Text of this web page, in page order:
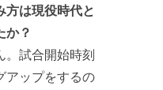
は現役時代と
か？
。試合開始時刻
アップをするの